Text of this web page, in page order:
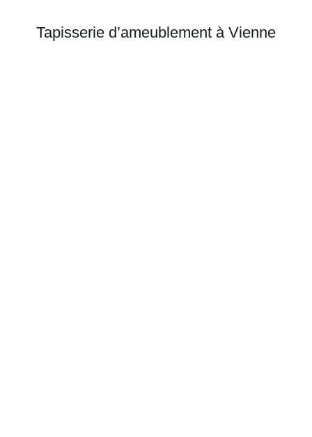
Tapisserie d’ameublement à Vienne